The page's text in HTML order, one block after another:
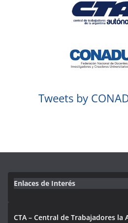
Tweets by
Enlaces de Interés
CTA – Central de Trabajadores la